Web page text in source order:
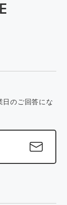
日のご回答にな